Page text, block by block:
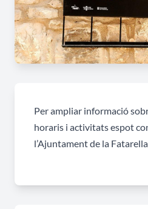
Per ampliar informació
horaris i activitats espot
l’Ajuntament de la Fatarella.